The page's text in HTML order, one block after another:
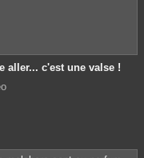
aller... c'est une valse !